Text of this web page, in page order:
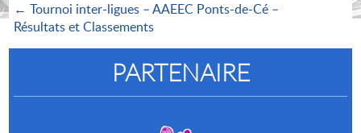
← Tournoi inter-ligues – AAEEC Ponts-de-Cé –
Résultats et Classements
PARTENAIRE